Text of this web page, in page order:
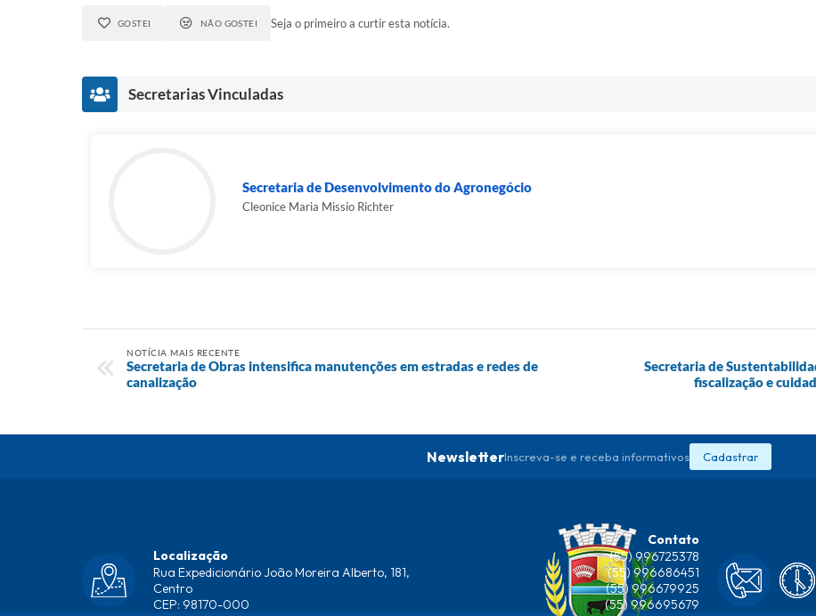
GOSTEI NÃO GOSTEI Seja o primeiro a curtir esta notícia.
Secretarias Vinculadas
Secretaria de Desenvolvimento do Agronegócio
Cleonice Maria Missio Richter
NOTÍCIA MAIS RECENTE
Secretaria de Obras intensifica manutenções em estradas e redes de
canalização
Secretaria de
fiscalização e
NewsletterInscreva-se e receba informativos Cadastrar
Localização
Rua Expedicionário João Moreira Alberto, 181,
Centro
CEP: 98170-000
Contato
(55) 996725378
(55) 996686451
(55) 996679925
(55) 996695679